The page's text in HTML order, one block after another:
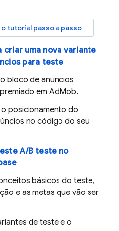
tutorial passo a passo
criar uma nova variante
para teste
bloco de anúncios
em AdMob.
o posicionamento do
no código do seu
A/B teste no
básicos do teste,
e as metas que vão ser
de teste e o